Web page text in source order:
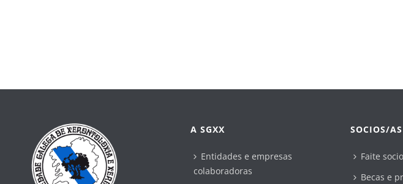
A SGXX
Entidades e empresas
colaboradoras
SOCIOS/AS
Faite
Becas e